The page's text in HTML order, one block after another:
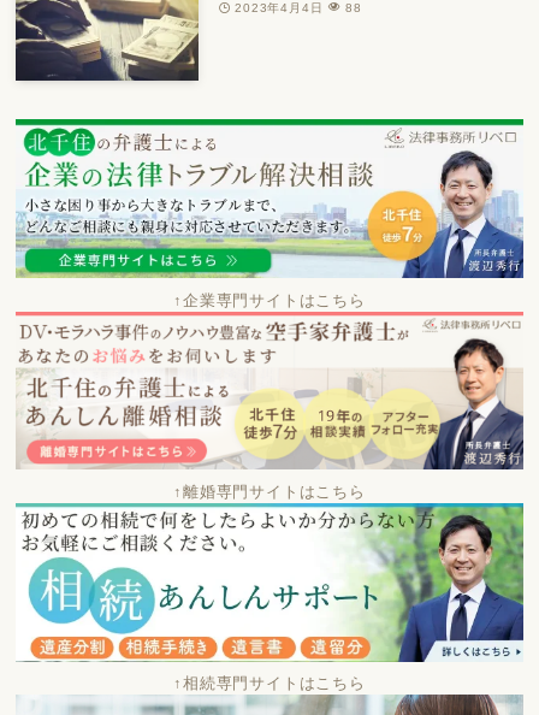
2023年4月4日 88
↑企業専門サイトはこちら
↑離婚専門サイトはこちら
↑相続専門サイトはこちら